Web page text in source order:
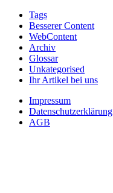
Tags
Besserer Content
WebContent
Archiv
Glossar
Unkategorised
Ihr Artikel bei uns
Impressum
Datenschutzerklärung
AGB